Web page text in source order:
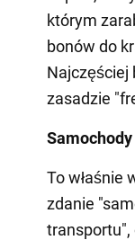
którym
bonów do
Najczęściej
zasadzie
Samochody
To właśnie
zdanie
transportu",